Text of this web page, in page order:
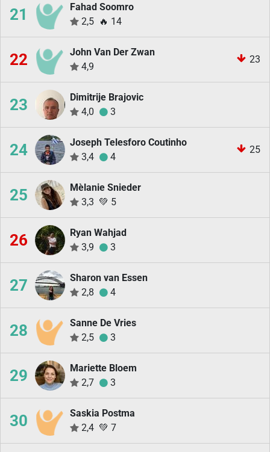
21
Fahad Soomro
2,5 🔥 14
22
John Van Der Zwan
4,9
23
23
Dimitrije Brajovic
4,0
3
24
Joseph Telesforo Coutinho
3,4
4
25
25
Mèlanie Snieder
3,3 💚 5
26
Ryan Wahjad
3,9
3
27
Sharon van Essen
2,8
4
28
Sanne De Vries
2,5
3
29
Mariette Bloem
2,7
3
30
Saskia Postma
2,4 💚 7